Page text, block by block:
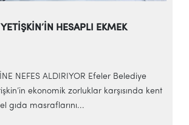
HESAPLI EKMEK
NEFES ALDIRIYOR Efeler Belediye
ekonomik zorluklar karşısında kent
gıda masraflarını...